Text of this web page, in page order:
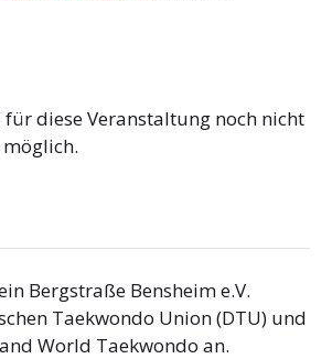
diese Veranstaltung noch nicht
Bergstraße Bensheim e.V.
Taekwondo Union (DTU) und
World Taekwondo an.